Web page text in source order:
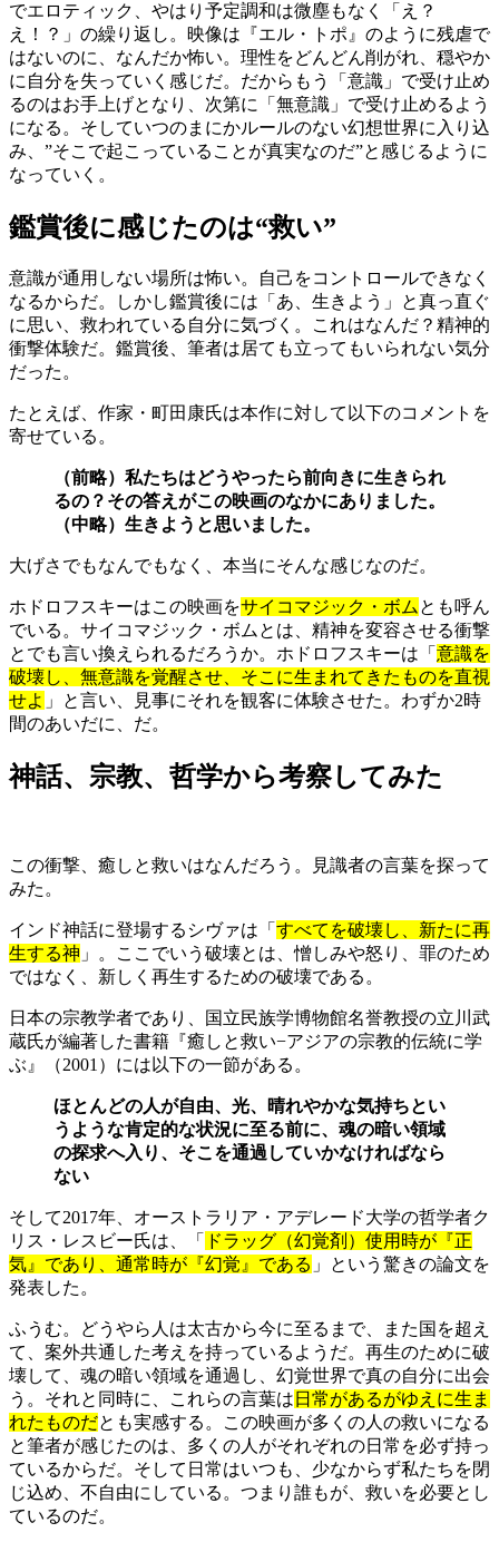
でエロティック、やはり予定調和は微塵もなく「え？
え！？」の繰り返し。映像は『エル・トポ』のように残虐で
はないのに、なんだか怖い。理性をどんどん削がれ、穏やか
に自分を失っていく感じだ。だからもう「意識」で受け止め
るのはお手上げとなり、次第に「無意識」で受け止めるよう
になる。そしていつのまにかルールのない幻想世界に入り込
み、”そこで起こっていることが真実なのだ”と感じるように
なっていく。
鑑賞後に感じたのは“救い”
意識が通用しない場所は怖い。自己をコントロールできなく
なるからだ。しかし鑑賞後には「あ、生きよう」と真っ直ぐ
に思い、救われている自分に気づく。これはなんだ？精神的
衝撃体験だ。鑑賞後、筆者は居ても立ってもいられない気分
だった。
たとえば、作家・町田康氏は本作に対して以下のコメントを
寄せている。
（前略）私たちはどうやったら前向きに生きられ
るの？その答えがこの映画のなかにありました。
（中略）生きようと思いました。
大げさでもなんでもなく、本当にそんな感じなのだ。
ホドロフスキーはこの映画をサイコマジック・ボム とも呼ん
でいる。サイコマジック・ボムとは、精神を変容させる衝撃
とでも言い換えられるだろうか。ホドロフスキーは「 意識を
破壊し、無意識を覚醒させ、そこに生まれてきたものを直視
せよ 」と言い、見事にそれを観客に体験させた。わずか2時
間のあいだに、だ。
神話、宗教、哲学から考察してみた
この衝撃、癒しと救いはなんだろう。見識者の言葉を探って
みた。
インド神話に登場するシヴァは「 すべてを破壊し、新たに再
生する神 」。ここでいう破壊とは、憎しみや怒り、罪のため
ではなく、新しく再生するための破壊である。
日本の宗教学者であり、国立民族学博物館名誉教授の立川武
蔵氏が編著した書籍『癒しと救い−アジアの宗教的伝統に学
ぶ』（2001）には以下の一節がある。
ほとんどの人が自由、光、晴れやかな気持ちとい
うような肯定的な状況に至る前に、魂の暗い領域
の探求へ入り、そこを通過していかなければなら
ない
そして2017年、オーストラリア・アデレード大学の哲学者ク
リス・レスビー氏は、「
ドラッグ（幻覚剤）使用時が『正
気』であり、通常時が『幻覚』である 」という驚きの論文を
発表した。
ふうむ。どうやら人は太古から今に至るまで、また国を超え
て、案外共通した考えを持っているようだ。再生のために破
壊して、魂の暗い領域を通過し、幻覚世界で真の自分に出会
う。それと同時に、これらの言葉は 日常があるがゆえに生ま
れたものだとも実感する。この映画が多くの人の救いになる
と筆者が感じたのは、多くの人がそれぞれの日常を必ず持っ
ているからだ。そして日常はいつも、少なからず私たちを閉
じ込め、不自由にしている。つまり誰もが、救いを必要とし
ているのだ。